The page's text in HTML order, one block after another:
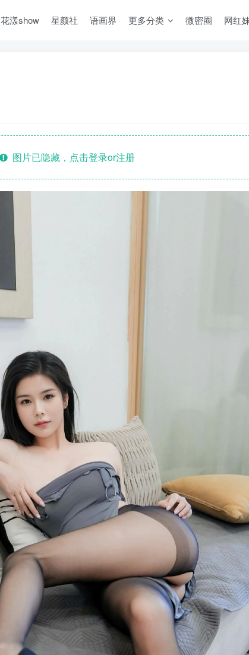
花漾show 星颜社 语画界 更多分类 微密圈 网红
图片已隐藏，点击登录or注册